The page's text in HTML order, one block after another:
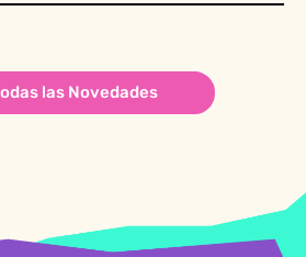
las Novedades